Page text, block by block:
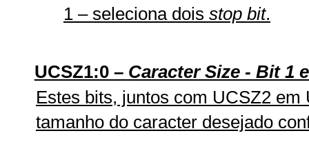
1 – seleciona dois stop bit.
UCSZ1:0 – Caracter Size - Bit 1
Estes bits, juntos com UCSZ2
tamanho do caracter desejado